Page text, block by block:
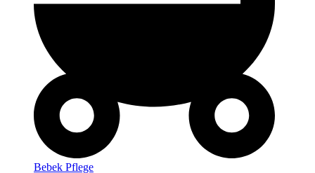
Bebek Pflege